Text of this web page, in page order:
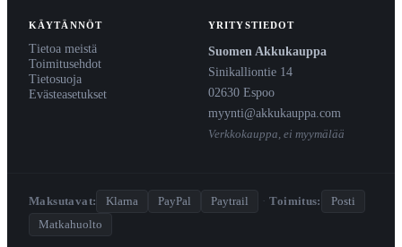
KÄYTÄNNÖT
Tietoa meistä
Toimitusehdot
Tietosuoja
Evästeasetukset
YRITYSTIEDOT
Suomen Akkukauppa
Sinikalliontie 14
02630 Espoo
myynti@akkukauppa.com
Verkkokauppa, ei myymälää
Maksutavat: Klarna PayPal Paytrail · Toimitus:
Posti
Matkahuolto